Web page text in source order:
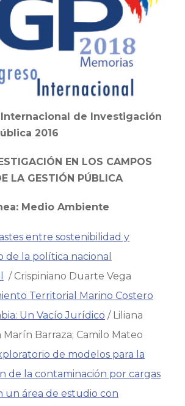
de Investigación
2016
EN LOS CAMPOS
LA GESTIÓN PÚBLICA
Medio Ambiente
entre sostenibilidad y
de la política nacional
/ Crispiniano Duarte Vega
Territorial Marino Costero
Un Vacío Jurídico / Liliana
Marín Barraza; Camilo Mateo
de modelos para la
de la contaminación por cargas
un área de estudio con